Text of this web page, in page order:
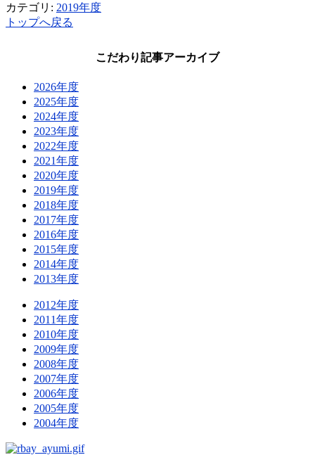
カテゴリ: 2019年度
トップへ戻る
こだわり記事アーカイブ
2026年度
2025年度
2024年度
2023年度
2022年度
2021年度
2020年度
2019年度
2018年度
2017年度
2016年度
2015年度
2014年度
2013年度
2012年度
2011年度
2010年度
2009年度
2008年度
2007年度
2006年度
2005年度
2004年度